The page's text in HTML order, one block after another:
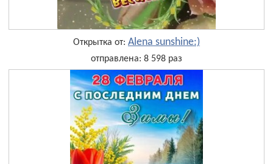
Открытка от: Alena sunshine:)
отправлена: 8 598 раз